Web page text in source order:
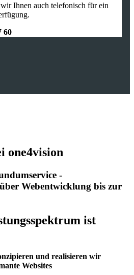
Ihnen auch telefonisch für ein
60
one4vision
-
Webentwicklung bis zur
ist
und realisieren wir
Websites